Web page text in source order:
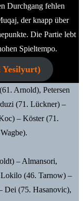
Durchgang fehlen
der knapp über
Die Partie lebt
Spieltempo.
Yesilyurt)
Arnold), Petersen
(71. Lückner) –
– Köster (71.
– Almansori,
(46. Tarnow) –
Dei (75. Hasanovic),